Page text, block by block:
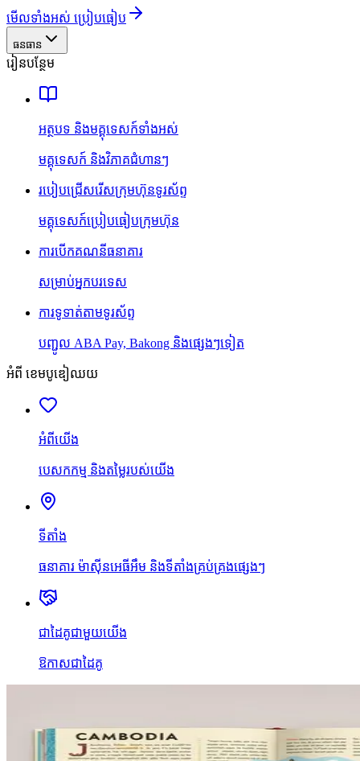
មើលទាំងអស់ ប្រៀបធៀប
ធនធាន
រៀនបន្ថែម
អត្ថបទ និងមគ្គុទេសក៍ទាំងអស់
មគ្គុទេសក៍ និងវិភាគជំហានៗ
របៀបជ្រើសរើសក្រុមហ៊ុនទូរស័ព្ទ
មគ្គុទេសក៍ប្រៀបធៀបក្រុមហ៊ុន
ការបើកគណនីធនាគារ
សម្រាប់អ្នកបរទេស
ការទូទាត់តាមទូរស័ព្ទ
បញ្ជូល ABA Pay, Bakong និងផ្សេងៗទៀត
អំពី ខេមបូឌៀឈយ
អំពីយើង
បេសកកម្ម និងតម្លៃរបស់យើង
ទីតាំង
ធនាគារ ម៉ាស៊ីនអេធីអឹម និងទីតាំងគ្រប់គ្រងផ្សេងៗ
ជាដៃគូជាមួយយើង
ឱកាសជាដៃគូ